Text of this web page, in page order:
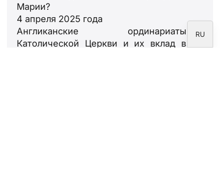
Марии?
4 апреля 2025 года
Англиканские ординариаты
Католической Церкви и их вклад в
RU